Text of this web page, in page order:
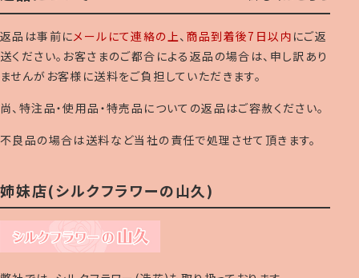
返品は事前にメールにて連絡の上、 商品到着後7日以内 にご返
送ください。お客さまのご都合による返品の場合は、申し訳あり
ませんがお客様に送料をご負担していただきます。
尚、特注品・使用品・特売品についての返品はご容赦ください。
不良品の場合は送料など当社の責任で処理させて頂きます。
姉妹店(シルクフラワーの山久)